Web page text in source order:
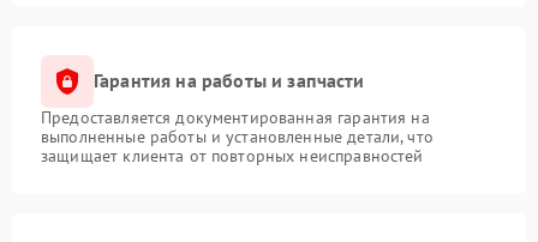
Гарантия на работы и запчасти
Предоставляется документированная гарантия на
выполненные работы и установленные детали, что
защищает клиента от повторных неисправностей